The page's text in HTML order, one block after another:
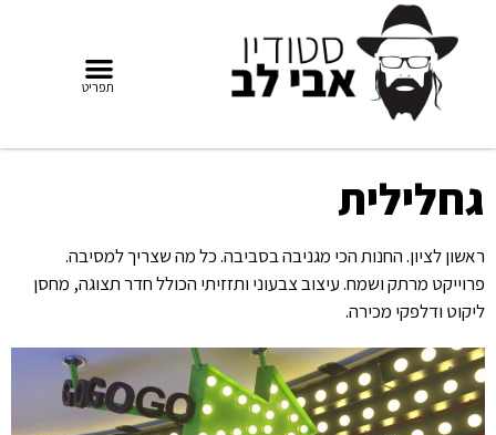
גחלילית
ראשון לציון. החנות הכי מגניבה בסביבה. כל מה שצריך למסיבה.
פרוייקט מרתק ושמח. עיצוב צבעוני ותזזיתי הכולל חדר תצוגה, מחסן
ליקוט ודלפקי מכירה.